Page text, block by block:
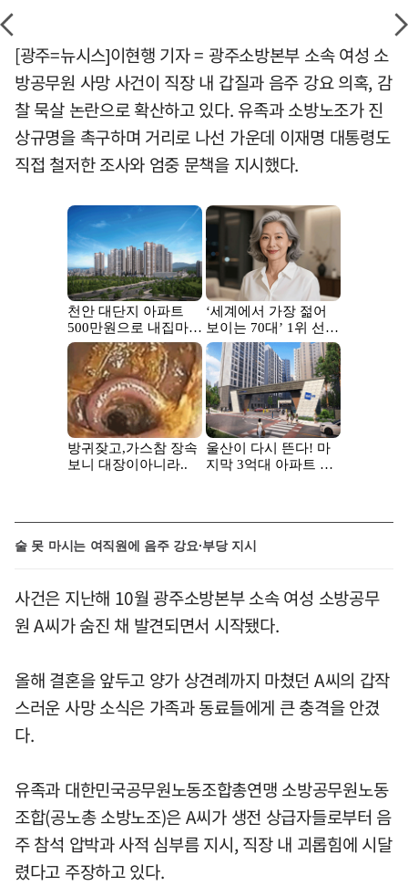
[광주=뉴시스]이현행 기자 = 광주소방본부 소속 여성 소
방공무원 사망 사건이 직장 내 갑질과 음주 강요 의혹, 감
찰 묵살 논란으로 확산하고 있다. 유족과 소방노조가 진
상규명을 촉구하며 거리로 나선 가운데 이재명 대통령도
직접 철저한 조사와 엄중 문책을 지시했다.
술 못 마시는 여직원에 음주 강요·부당 지시
사건은 지난해 10월 광주소방본부 소속 여성 소방공무
원 A씨가 숨진 채 발견되면서 시작됐다.
올해 결혼을 앞두고 양가 상견례까지 마쳤던 A씨의 갑작
스러운 사망 소식은 가족과 동료들에게 큰 충격을 안겼
다.
유족과 대한민국공무원노동조합총연맹 소방공무원노동
조합(공노총 소방노조)은 A씨가 생전 상급자들로부터 음
주 참석 압박과 사적 심부름 지시, 직장 내 괴롭힘에 시달
렸다고 주장하고 있다.